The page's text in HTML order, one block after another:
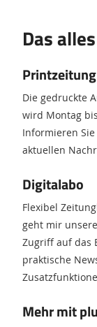
Das
Printzeitung
Die gedruckte
wird Montag
Informieren
aktuellen
Digitalabo
Flexibel
geht mir
Zugriff auf das
praktische
Mehr mit